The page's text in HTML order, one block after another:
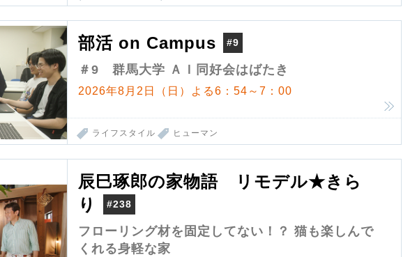
部活 on Campus #9
＃9 群馬大学 ＡＩ同好会はばたき
2026年8月2日（日）よる6：54～7：00
ライフスタイル ヒューマン
辰巳琢郎の家物語 リモデル★きら
り
#238
フローリング材を固定してない！？ 猫も楽しんで
くれる身軽な家